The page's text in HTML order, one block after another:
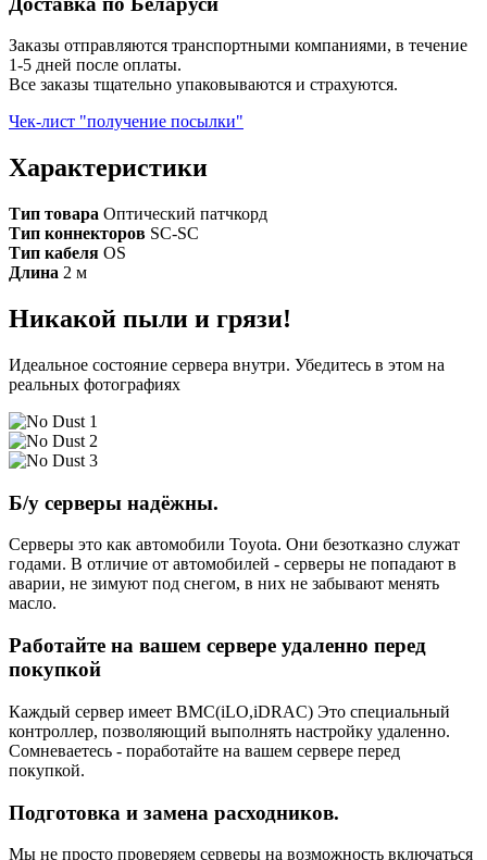
Заказы отправляются транспортными компаниями, в течение
1-5 дней после оплаты.
Все заказы тщательно упаковываются и страхуются.
Чек-лист "получение посылки"
Характеристики
Тип товара Оптический патчкорд
Тип коннекторов SC-SC
Тип кабеля OS
Длина 2 м
Никакой пыли и грязи!
Идеальное состояние сервера внутри. Убедитесь в этом на
реальных фотографиях
Б/у серверы надёжны.
Серверы это как автомобили Toyota. Они безотказно служат
годами. В отличие от автомобилей - серверы не попадают в
аварии, не зимуют под снегом, в них не забывают менять
масло.
Работайте на вашем сервере удаленно перед
покупкой
Каждый сервер имеет BMC(iLO,iDRAC) Это специальный
контроллер, позволяющий выполнять настройку удаленно.
Сомневаетесь - поработайте на вашем сервере перед
покупкой.
Подготовка и замена расходников.
Мы не просто проверяем серверы на возможность включаться